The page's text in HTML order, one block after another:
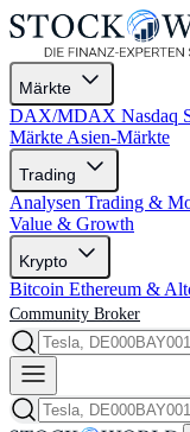
Märkte
DAX/MDAX Nasdaq
Märkte Asien-Märkte
Trading
Analysen Trading &
Value & Growth
Krypto
Bitcoin Ethereum &
Community Broker